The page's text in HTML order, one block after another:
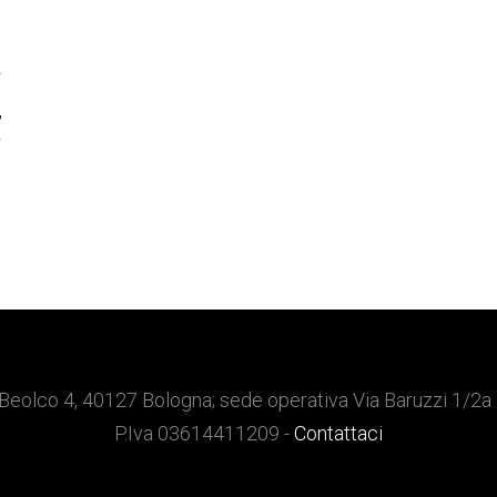
4, 40127 Bologna; sede operativa Via Baruzzi 1/
P.Iva 03614411209 -Contattaci